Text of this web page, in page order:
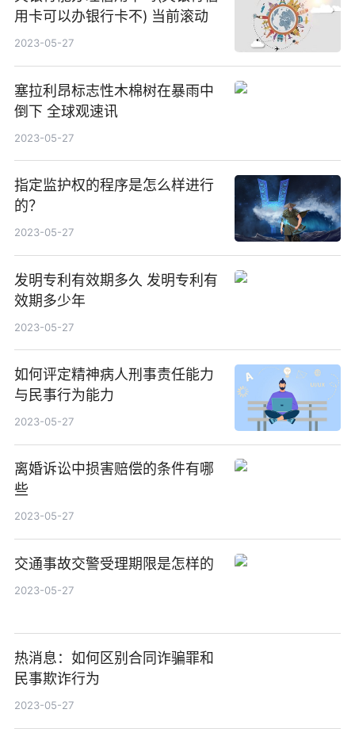
用卡可以办银行卡不) 当前滚动
2023-05-27
塞拉利昂标志性木棉树在暴雨中
倒下 全球观速讯
2023-05-27
指定监护权的程序是怎么样进行
的？
2023-05-27
发明专利有效期多久 发明专利有
效期多少年
2023-05-27
如何评定精神病人刑事责任能力
与民事行为能力
2023-05-27
离婚诉讼中损害赔偿的条件有哪
些
2023-05-27
交通事故交警受理期限是怎样的
2023-05-27
热消息：如何区别合同诈骗罪和
民事欺诈行为
2023-05-27